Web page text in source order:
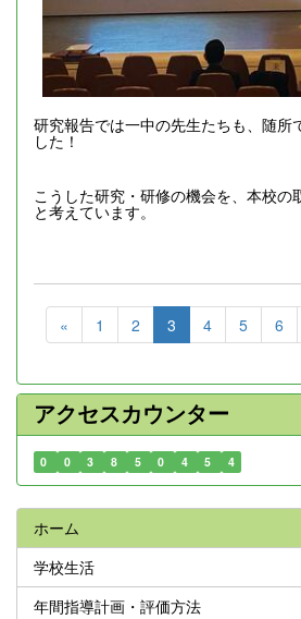
研究報告では一中の先生たちも、随所
した！
こうした研究・研修の機会を、本校の
と考えています。
« 1 2 3 4 5 6
アクセスカウンター
0 0 3 8 5 0 4 5 4
ホーム
学校生活
年間指導計画・評価方法